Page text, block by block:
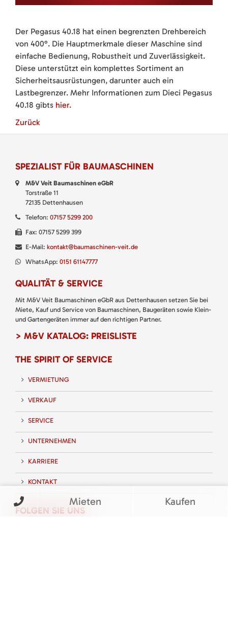
Der Pegasus 40.18 hat einen begrenzten Drehbereich
von 400°. Die Hauptmerkmale dieser Maschine sind
einfache Bedienung, Robustheit und Zuverlässigkeit.
Diese unterstützt ein komplettes Sortiment an
Sicherheitsausrüstungen, darunter auch ein
Lastbegrenzer. Mehr Informationen zum Dieci Pegasus
40.18 gibts hier.
Zurück
SPEZIALIST FÜR BAUMASCHINEN
M&V Veit Baumaschinen eGbR
Torstraße 11
72135 Dettenhausen
Telefon: 07157 5299 200
Fax: 07157 5299 399
E-Mail: kontakt@baumaschinen-veit.de
WhatsApp: 0151 61147777
QUALITÄT & SERVICE
Mit M&V Veit Baumaschinen eGbR aus Dettenhausen setzen Sie bei
Miete, Kauf und Service von Baumaschinen, Baugeräten sowie Klein-
und Gartengeräten immer auf den richtigen Partner.
> M&V KATALOG: PREISLISTE
THE SPIRIT OF SERVICE
VERMIETUNG
VERKAUF
SERVICE
UNTERNEHMEN
KARRIERE
KONTAKT
FOLGEN SIE UNS
Mieten Kaufen